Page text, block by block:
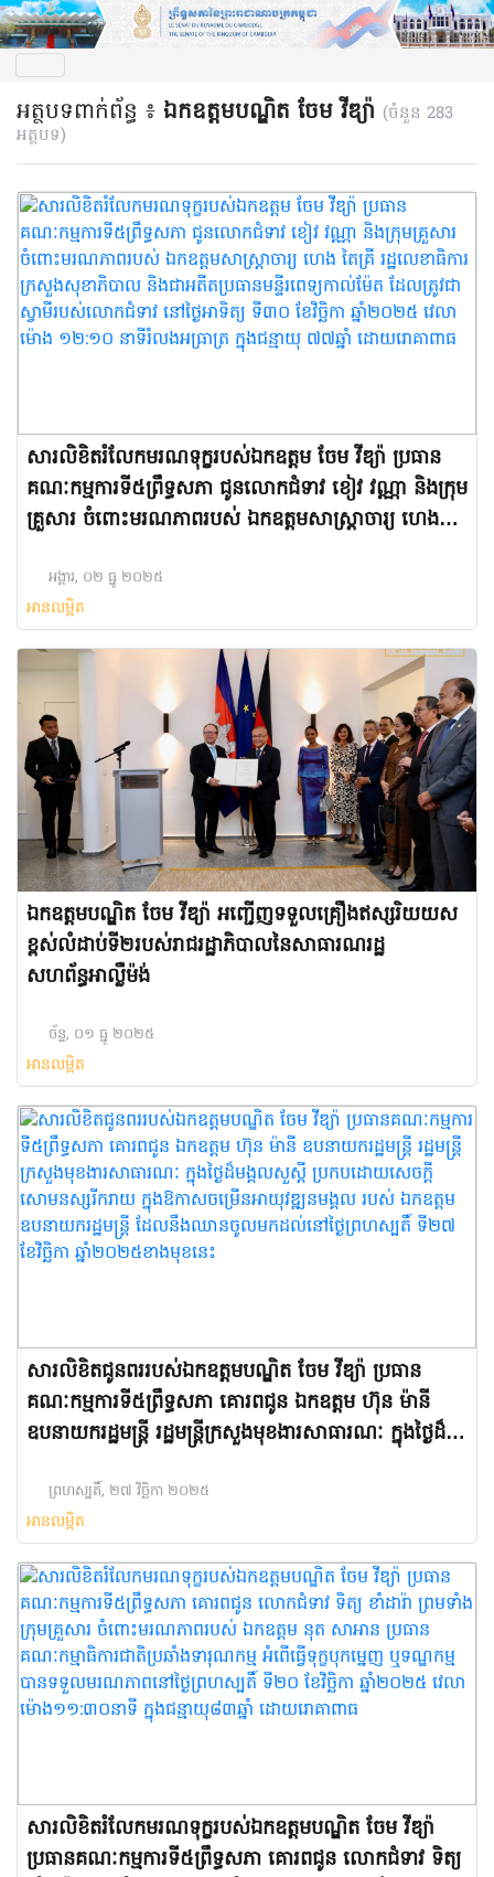
អត្ថបទពាក់ព័ន្ធ ៖ ឯកឧត្តមបណ្ឌិត ចែម វីឌ្យ៉ា (ចំនួន 283
អត្ថបទ)
សារលិខិតរំលែកមរណទុក្ខរបស់ឯកឧត្តម ចែម វីឌ្យ៉ា ប្រធាន
គណៈកម្មការ​ទី៥ព្រឹទ្ធសភា​ ជូនលោកជំទាវ ខៀវ វណ្ណា និងក្រុម
គ្រួសារ ចំពោះ​មរណភាព​របស់​ ឯកឧត្តមសាស្ត្រាចារ្យ ហេង
មន្ទីរពេទ្យកាល់ម៉ែត ដែលត្រូវជាស្វាមីរបស់លោកជំទាវ នៅថ្ងៃ
អាទិត្យ ទី៣០ ខែវិច្ឆិកា ឆ្នាំ២០២៥ វេលាម៉ោង ១២:១០ នាទី
រំលងអធ្រាត្រ ក្នុងជន្មាយុ ៧៧ឆ្នាំ ដោយរោគាពាធ
អង្គារ, ០២ ធ្នូ ២០២៥
អានលម្អិត
ឯកឧត្តមបណ្ឌិត ចែម វីឌ្យ៉ា អញ្ជើញទទួលគ្រឿងឥស្សរិយយស
ខ្ពស់លំដាប់ទី២របស់រាជរដ្ឋាភិបាលនៃសាធារណរដ្ឋ
សហព័ន្ធអាល្លឺម៉ង់
ច័ន្ទ, ០១ ធ្នូ ២០២៥
អានលម្អិត
សារលិខិតជូនពររបស់ឯកឧត្តមបណ្ឌិត ចែម វីឌ្យ៉ា ប្រធាន
គណៈកម្មការ​ទី៥ព្រឹទ្ធសភា គោរពជូន ឯកឧត្តម ហ៊ុន ម៉ានី
ឧបនាយករដ្ឋមន្ត្រី រដ្ឋមន្ត្រីក្រសួងមុខងារសាធារណៈ ក្នុងថ្ងៃដ៏
ចម្រើនអាយុវឌ្ឍនមង្គល របស់ ឯកឧត្តមឧបនាយករដ្ឋមន្ត្រី
ដែលនឹងឈានចូលមកដល់នៅថ្ងៃព្រហស្បតិ៍ ទី២៧ ខែវិច្ឆិកា
ឆ្នាំ២០២៥ខាងមុខនេះ
ព្រហស្បតិ៍, ២៧ វិច្ឆិកា ២០២៥
អានលម្អិត
សារលិខិតរំលែកមរណទុក្ខរបស់ឯកឧត្តមបណ្ឌិត ចែម វីឌ្យ៉ា
ប្រធានគណៈកម្មការ​ទី៥ព្រឹទ្ធសភា គោរពជូន លោកជំទាវ ទិត្យ